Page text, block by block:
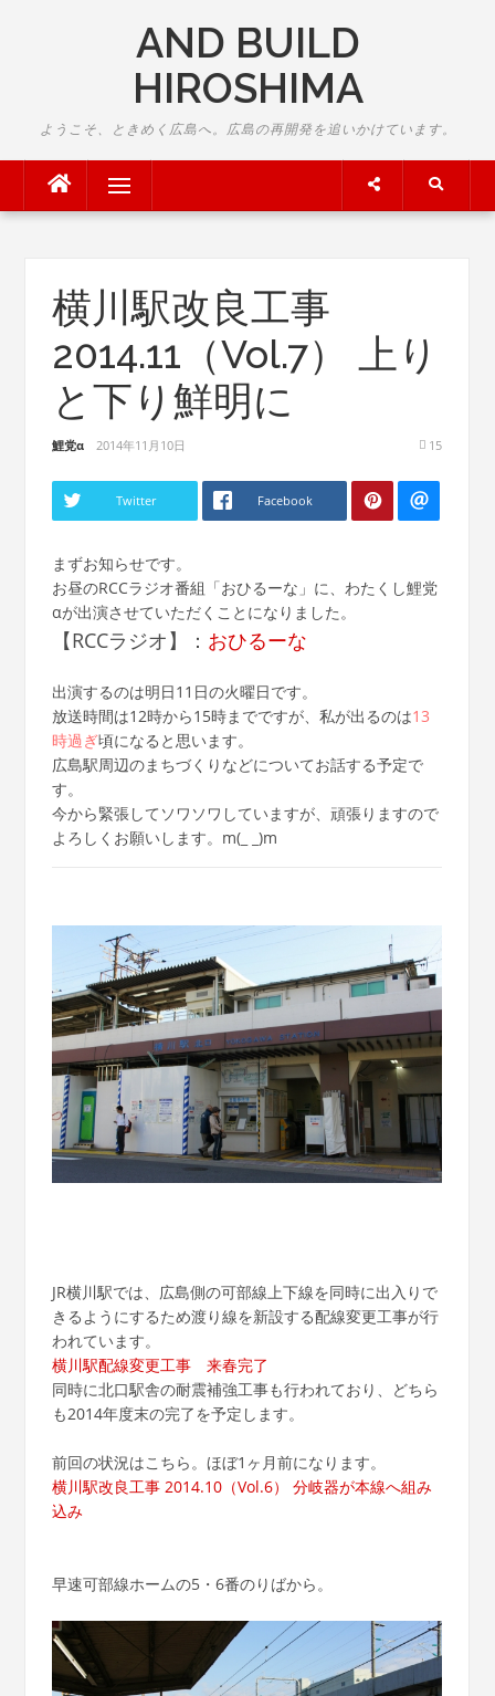
AND BUILD
HIROSHIMA
ようこそ、ときめく広島へ。広島の再開発を追いかけています。
Menu
横川駅改良工事
2014.11（Vol.7） 上り
と下り鮮明に
鯉党α 2014年11月10日 15
Twitter Facebook
まずお知らせです。
お昼のRCCラジオ番組「おひるーな」に、わたくし鯉党
αが出演させていただくことになりました。
【RCCラジオ】： おひるーな
出演するのは明日11日の火曜日です。
放送時間は12時から15時までですが、私が出るのは13
時過ぎ頃になると思います。
広島駅周辺のまちづくりなどについてお話する予定で
す。
今から緊張してソワソワしていますが、頑張りますので
よろしくお願いします。m(_ _)m
JR横川駅では、広島側の可部線上下線を同時に出入りで
きるようにするため渡り線を新設する配線変更工事が行
われています。
横川駅配線変更工事 来春完了
同時に北口駅舎の耐震補強工事も行われており、どちら
も2014年度末の完了を予定します。
前回の状況はこちら。ほぼ1ヶ月前になります。
横川駅改良工事 2014.10（Vol.6） 分岐器が本線へ組み
込み
早速可部線ホームの5・6番のりばから。